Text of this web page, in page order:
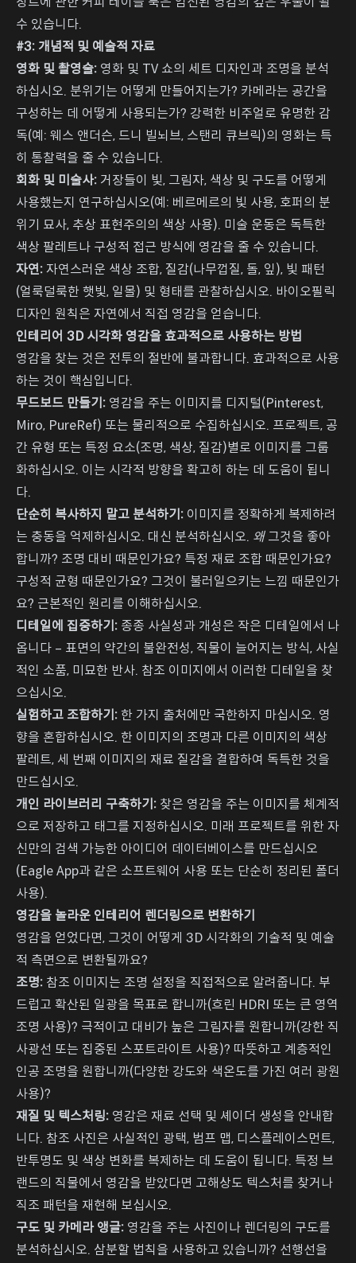
수 있습니다.
#3: 개념적 및 예술적 자료
영화 및 촬영술: 영화 및 TV 쇼의 세트 디자인과 조명을 분석
하십시오. 분위기는 어떻게 만들어지는가? 카메라는 공간을
구성하는 데 어떻게 사용되는가? 강력한 비주얼로 유명한 감
독(예: 웨스 앤더슨, 드니 빌뇌브, 스탠리 큐브릭)의 영화는 특
히 통찰력을 줄 수 있습니다.
회화 및 미술사: 거장들이 빛, 그림자, 색상 및 구도를 어떻게
사용했는지 연구하십시오(예: 베르메르의 빛 사용, 호퍼의 분
위기 묘사, 추상 표현주의의 색상 사용). 미술 운동은 독특한
색상 팔레트나 구성적 접근 방식에 영감을 줄 수 있습니다.
자연:자연스러운 색상 조합, 질감(나무껍질, 돌, 잎), 빛 패턴
(얼룩덜룩한 햇빛, 일몰) 및 형태를 관찰하십시오. 바이오필릭
디자인 원칙은 자연에서 직접 영감을 얻습니다.
인테리어 3D 시각화 영감을 효과적으로 사용하는 방법
영감을 찾는 것은 전투의 절반에 불과합니다. 효과적으로 사용
하는 것이 핵심입니다.
무드보드 만들기: 영감을 주는 이미지를 디지털(Pinterest,
Miro, PureRef) 또는 물리적으로 수집하십시오. 프로젝트, 공
간 유형 또는 특정 요소(조명, 색상, 질감)별로 이미지를 그룹
화하십시오. 이는 시각적 방향을 확고히 하는 데 도움이 됩니
다.
단순히 복사하지 말고 분석하기: 이미지를 정확하게 복제하려
는 충동을 억제하십시오. 대신 분석하십시오. 왜그것을 좋아
합니까? 조명 대비 때문인가요? 특정 재료 조합 때문인가요?
구성적 균형 때문인가요? 그것이 불러일으키는 느낌 때문인가
요? 근본적인 원리를 이해하십시오.
디테일에 집중하기: 종종 사실성과 개성은 작은 디테일에서 나
옵니다 – 표면의 약간의 불완전성, 직물이 늘어지는 방식, 사실
적인 소품, 미묘한 반사. 참조 이미지에서 이러한 디테일을 찾
으십시오.
실험하고 조합하기: 한 가지 출처에만 국한하지 마십시오. 영
향을 혼합하십시오. 한 이미지의 조명과 다른 이미지의 색상
팔레트, 세 번째 이미지의 재료 질감을 결합하여 독특한 것을
만드십시오.
개인 라이브러리 구축하기: 찾은 영감을 주는 이미지를 체계적
으로 저장하고 태그를 지정하십시오. 미래 프로젝트를 위한 자
신만의 검색 가능한 아이디어 데이터베이스를 만드십시오
(Eagle App과 같은 소프트웨어 사용 또는 단순히 정리된 폴더
사용).
영감을 놀라운 인테리어 렌더링으로 변환하기
영감을 얻었다면, 그것이 어떻게 3D 시각화의 기술적 및 예술
적 측면으로 변환될까요?
조명: 참조 이미지는 조명 설정을 직접적으로 알려줍니다. 부
드럽고 확산된 일광을 목표로 합니까(흐린 HDRI 또는 큰 영역
조명 사용)? 극적이고 대비가 높은 그림자를 원합니까(강한 직
사광선 또는 집중된 스포트라이트 사용)? 따뜻하고 계층적인
인공 조명을 원합니까(다양한 강도와 색온도를 가진 여러 광원
사용)?
재질 및 텍스처링: 영감은 재료 선택 및 셰이더 생성을 안내합
니다. 참조 사진은 사실적인 광택, 범프 맵, 디스플레이스먼트,
반투명도 및 색상 변화를 복제하는 데 도움이 됩니다. 특정 브
랜드의 직물에서 영감을 받았다면 고해상도 텍스처를 찾거나
직조 패턴을 재현해 보십시오.
구도 및 카메라 앵글: 영감을 주는 사진이나 렌더링의 구도를
분석하십시오. 삼분할 법칙을 사용하고 있습니까? 선행선을